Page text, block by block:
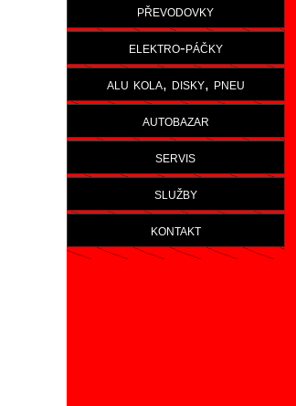
převodovky
elektro-páčky
alu kola, disky, pneu
autobazar
servis
služby
kontakt